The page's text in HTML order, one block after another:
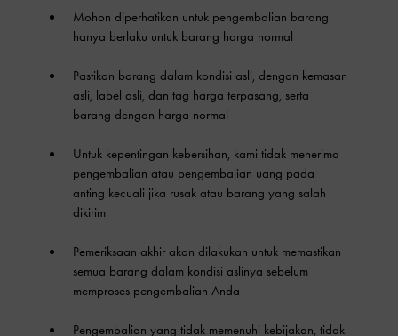
Mohon diperhatikan untuk pengembalian barang
hanya berlaku untuk barang harga normal
Pastikan barang dalam kondisi asli, dengan kemasan
asli, label asli, dan tag harga terpasang, serta
barang dengan harga normal
Untuk kepentingan kebersihan, kami tidak menerima
pengembalian atau pengembalian uang pada
anting kecuali jika rusak atau barang yang salah
dikirim
Pemeriksaan akhir akan dilakukan untuk memastikan
semua barang dalam kondisi aslinya sebelum
memproses pengembalian Anda
Pengembalian yang tidak memenuhi kebijakan, tidak